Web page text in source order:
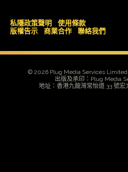
私隱政策聲明
使用條款
版權告示
商業合作 聯絡我們
© 2026 Plug Media Services
出版及承印：Plug Media
地址：香港九龍灣常怡道 33 號宏